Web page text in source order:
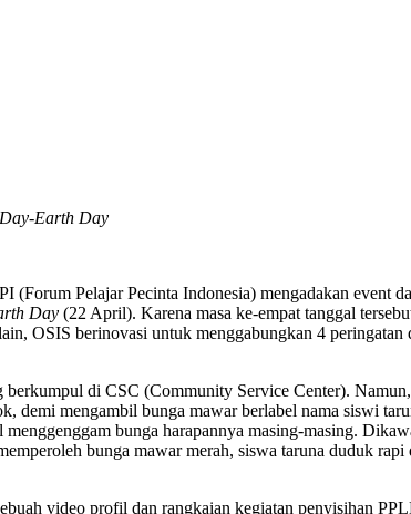
Earth Day
Pelajar Pecinta Indonesia) mengadakan event
Day (22 April). Karena masa ke-empat tanggal
OSIS berinovasi untuk menggabungkan 4 peringatan
berkumpul di CSC (Community Service Center).
demi mengambil bunga mawar berlabel nama siswi
bunga harapannya masing-masing.
bunga mawar merah, siswa taruna duduk
video profil dan rangkaian kegiatan penyisihan